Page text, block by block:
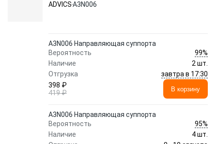
ADVICSA3N006
A3N006 Направляющая суппорта
Вероятность
99%
Наличие
2 шт.
Отгрузка
завтра в 17:30
398 ₽
419 ₽
В корзину
A3N006 Направляющая суппорта
Вероятность
95%
Наличие
4 шт.